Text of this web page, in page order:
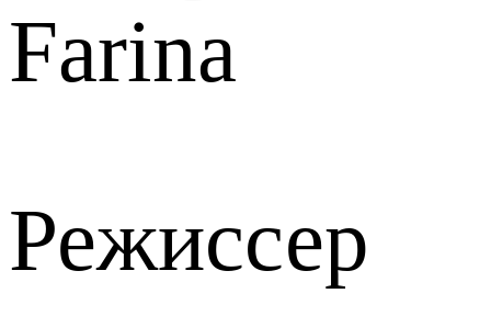
Farina
Режиссер